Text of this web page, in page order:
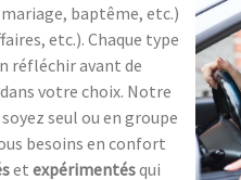
baptême, etc.)
etc.). Chaque type
réfléchir avant de
votre choix. Notre
soyez seul ou en groupe
besoins en confort
et expérimentésqui